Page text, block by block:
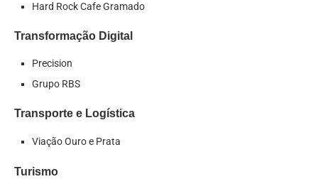
Hard Rock Cafe Gramado
Transformação Digital
Precision
Grupo RBS
Transporte e Logística
Viação Ouro e Prata
Turismo